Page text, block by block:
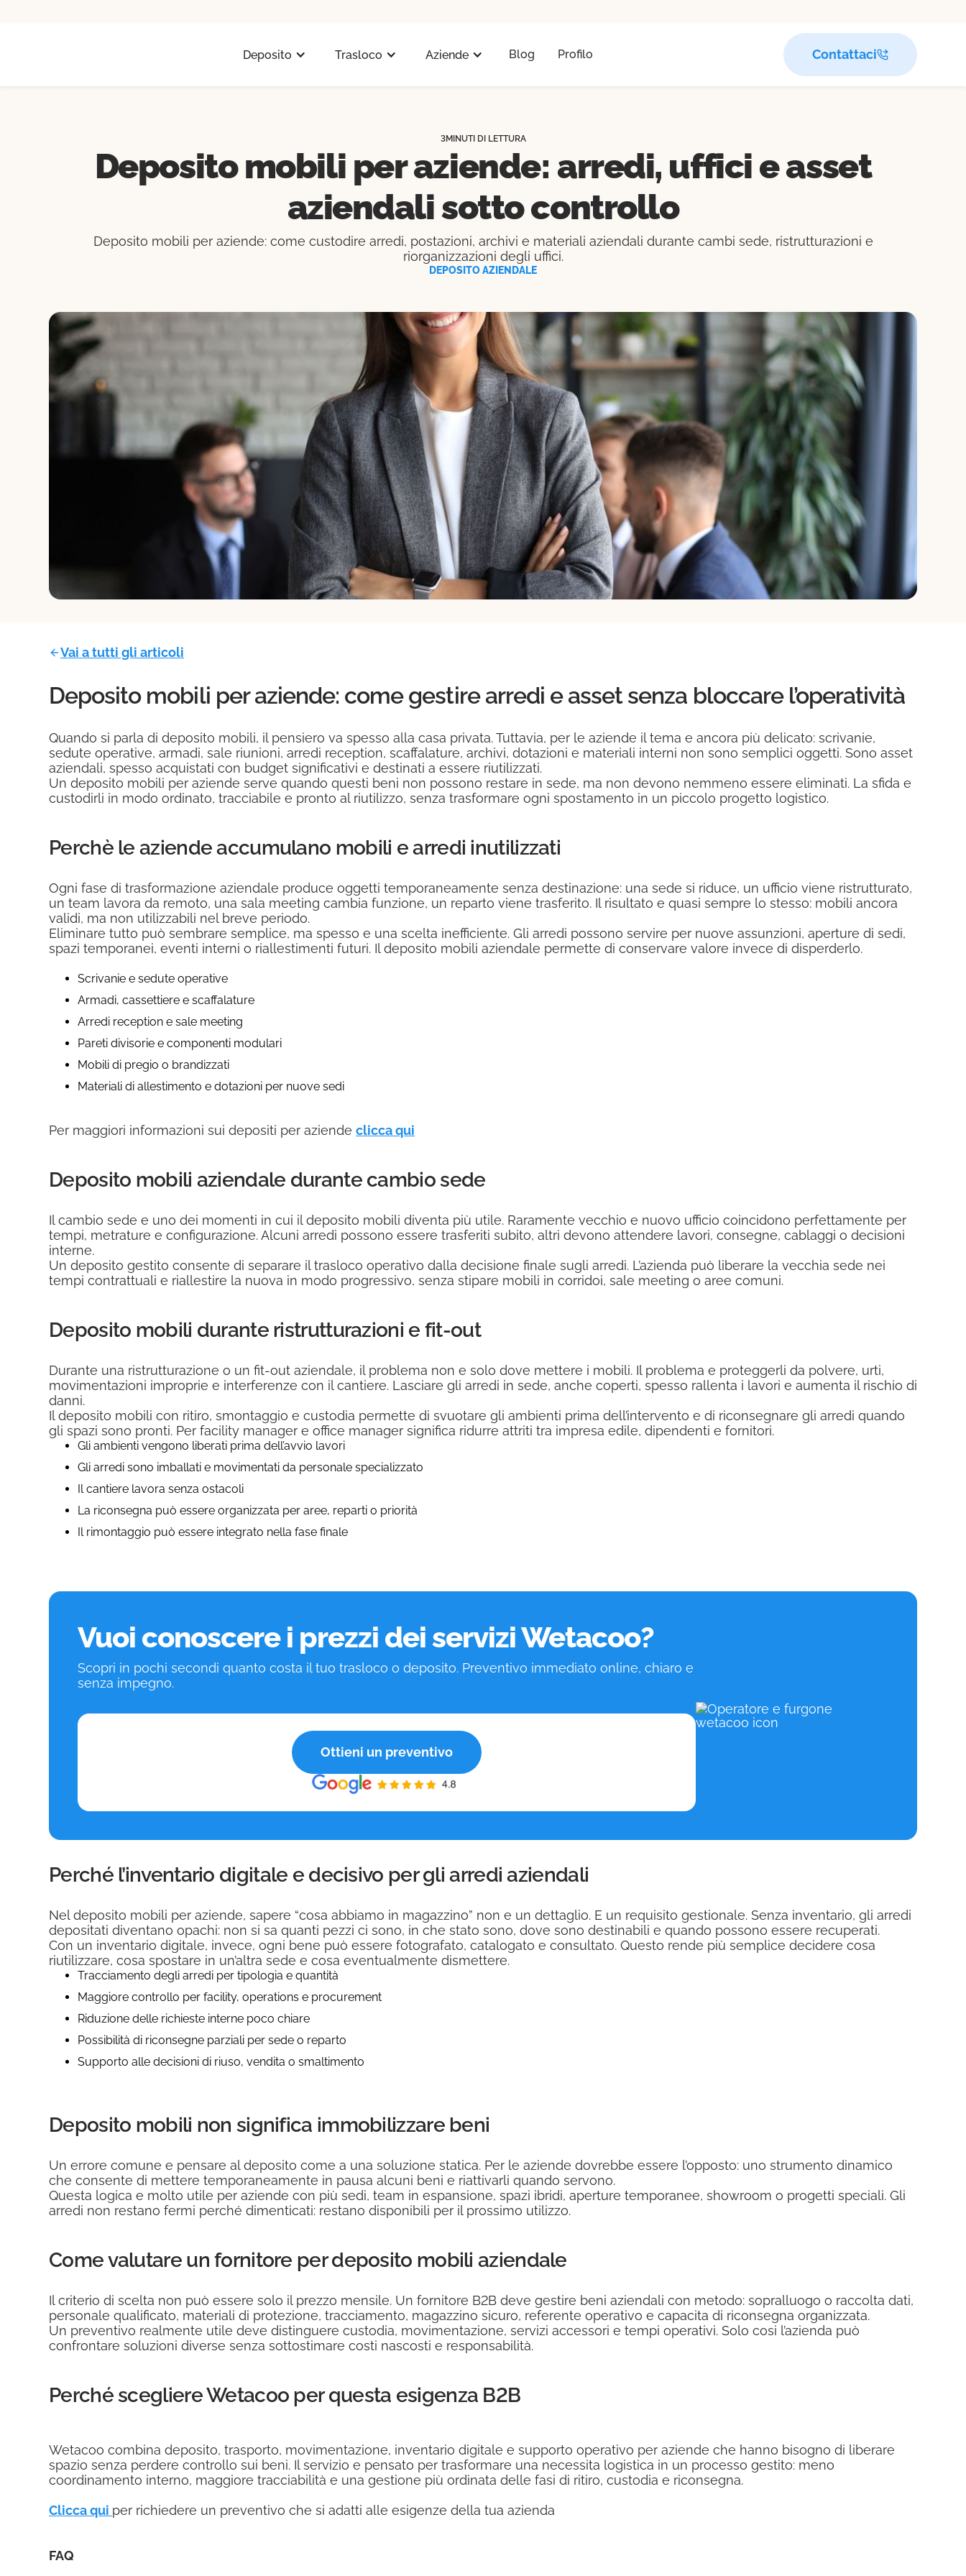
Deposito Trasloco Aziende Blog Profilo Contattaci
3MINUTI DI LETTURA
Deposito mobili per aziende: arredi, uffici e asset
aziendali sotto controllo
Deposito mobili per aziende: come custodire arredi, postazioni, archivi e materiali aziendali durante cambi sede, ristrutturazioni e
riorganizzazioni degli uffici.
DEPOSITO AZIENDALE
Vai a tutti gli articoli
Deposito mobili per aziende: come gestire arredi e asset senza bloccare l’operatività
Quando si parla di deposito mobili, il pensiero va spesso alla casa privata. Tuttavia, per le aziende il tema e ancora più delicato: scrivanie,
sedute operative, armadi, sale riunioni, arredi reception, scaffalature, archivi, dotazioni e materiali interni non sono semplici oggetti. Sono asset
aziendali, spesso acquistati con budget significativi e destinati a essere riutilizzati.
Un deposito mobili per aziende serve quando questi beni non possono restare in sede, ma non devono nemmeno essere eliminati. La sfida e
custodirli in modo ordinato, tracciabile e pronto al riutilizzo, senza trasformare ogni spostamento in un piccolo progetto logistico.
Perchè le aziende accumulano mobili e arredi inutilizzati
Ogni fase di trasformazione aziendale produce oggetti temporaneamente senza destinazione: una sede si riduce, un ufficio viene ristrutturato,
un team lavora da remoto, una sala meeting cambia funzione, un reparto viene trasferito. Il risultato e quasi sempre lo stesso: mobili ancora
validi, ma non utilizzabili nel breve periodo.
Eliminare tutto può sembrare semplice, ma spesso e una scelta inefficiente. Gli arredi possono servire per nuove assunzioni, aperture di sedi,
spazi temporanei, eventi interni o riallestimenti futuri. Il deposito mobili aziendale permette di conservare valore invece di disperderlo.
Scrivanie e sedute operative
Armadi, cassettiere e scaffalature
Arredi reception e sale meeting
Pareti divisorie e componenti modulari
Mobili di pregio o brandizzati
Materiali di allestimento e dotazioni per nuove sedi
Per maggiori informazioni sui depositi per aziende clicca qui
Deposito mobili aziendale durante cambio sede
Il cambio sede e uno dei momenti in cui il deposito mobili diventa più utile. Raramente vecchio e nuovo ufficio coincidono perfettamente per
tempi, metrature e configurazione. Alcuni arredi possono essere trasferiti subito, altri devono attendere lavori, consegne, cablaggi o decisioni
interne.
Un deposito gestito consente di separare il trasloco operativo dalla decisione finale sugli arredi. L’azienda può liberare la vecchia sede nei
tempi contrattuali e riallestire la nuova in modo progressivo, senza stipare mobili in corridoi, sale meeting o aree comuni.
Deposito mobili durante ristrutturazioni e fit-out
Durante una ristrutturazione o un fit-out aziendale, il problema non e solo dove mettere i mobili. Il problema e proteggerli da polvere, urti,
movimentazioni improprie e interferenze con il cantiere. Lasciare gli arredi in sede, anche coperti, spesso rallenta i lavori e aumenta il rischio di
danni.
Il deposito mobili con ritiro, smontaggio e custodia permette di svuotare gli ambienti prima dell’intervento e di riconsegnare gli arredi quando
gli spazi sono pronti. Per facility manager e office manager significa ridurre attriti tra impresa edile, dipendenti e fornitori.
Gli ambienti vengono liberati prima dell’avvio lavori
Gli arredi sono imballati e movimentati da personale specializzato
Il cantiere lavora senza ostacoli
La riconsegna può essere organizzata per aree, reparti o priorità
Il rimontaggio può essere integrato nella fase finale
Vuoi conoscere i prezzi dei servizi Wetacoo?
Scopri in pochi secondi quanto costa il tuo trasloco o deposito. Preventivo immediato online, chiaro e
senza impegno.
Ottieni un preventivo
Perché l’inventario digitale e decisivo per gli arredi aziendali
Nel deposito mobili per aziende, sapere “cosa abbiamo in magazzino” non e un dettaglio. E un requisito gestionale. Senza inventario, gli arredi
depositati diventano opachi: non si sa quanti pezzi ci sono, in che stato sono, dove sono destinabili e quando possono essere recuperati.
Con un inventario digitale, invece, ogni bene può essere fotografato, catalogato e consultato. Questo rende più semplice decidere cosa
riutilizzare, cosa spostare in un’altra sede e cosa eventualmente dismettere.
Tracciamento degli arredi per tipologia e quantità
Maggiore controllo per facility, operations e procurement
Riduzione delle richieste interne poco chiare
Possibilità di riconsegne parziali per sede o reparto
Supporto alle decisioni di riuso, vendita o smaltimento
Deposito mobili non significa immobilizzare beni
Un errore comune e pensare al deposito come a una soluzione statica. Per le aziende dovrebbe essere l’opposto: uno strumento dinamico
che consente di mettere temporaneamente in pausa alcuni beni e riattivarli quando servono.
Questa logica e molto utile per aziende con più sedi, team in espansione, spazi ibridi, aperture temporanee, showroom o progetti speciali. Gli
arredi non restano fermi perché dimenticati: restano disponibili per il prossimo utilizzo.
Come valutare un fornitore per deposito mobili aziendale
Il criterio di scelta non può essere solo il prezzo mensile. Un fornitore B2B deve gestire beni aziendali con metodo: sopralluogo o raccolta dati,
personale qualificato, materiali di protezione, tracciamento, magazzino sicuro, referente operativo e capacita di riconsegna organizzata.
Un preventivo realmente utile deve distinguere custodia, movimentazione, servizi accessori e tempi operativi. Solo cosi l’azienda può
confrontare soluzioni diverse senza sottostimare costi nascosti e responsabilità.
Perché scegliere Wetacoo per questa esigenza B2B
Wetacoo combina deposito, trasporto, movimentazione, inventario digitale e supporto operativo per aziende che hanno bisogno di liberare
spazio senza perdere controllo sui beni. Il servizio e pensato per trasformare una necessita logistica in un processo gestito: meno
coordinamento interno, maggiore tracciabilità e una gestione più ordinata delle fasi di ritiro, custodia e riconsegna.
Clicca qui per richiedere un preventivo che si adatti alle esigenze della tua azienda
FAQ